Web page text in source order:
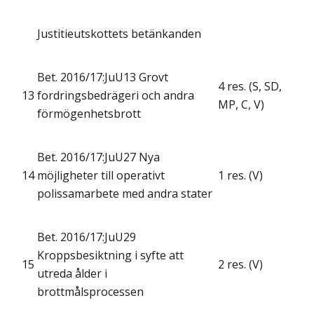
Justitieutskottets betänkanden
13
Bet. 2016/17:JuU13 Grovt
fordringsbedrägeri och andra
förmögenhetsbrott
4 res. (S, SD,
MP, C, V)
14
Bet. 2016/17:JuU27 Nya
möjligheter till operativt
polissamarbete med andra stater
1 res. (V)
15
Bet. 2016/17:JuU29
Kroppsbesiktning i syfte att
utreda ålder i
brottmålsprocessen
2 res. (V)